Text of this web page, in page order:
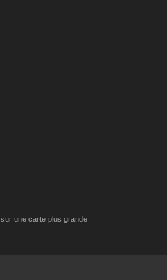
sur une carte plus grande